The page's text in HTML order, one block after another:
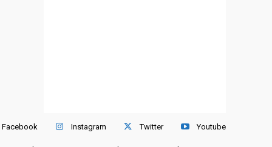
Facebook Instagram Twitter Youtube